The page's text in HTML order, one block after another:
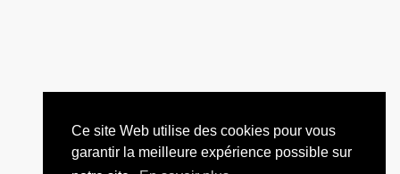
Ce site Web utilise des cookies pour vous
garantir la meilleure expérience possible sur